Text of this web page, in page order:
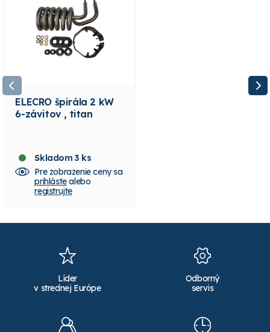
ELECRO špirála 2 kW
6-závitov , titan
Skladom 3 ks
Pre zobrazenie ceny sa
prihlástealebo
registrujte
Líder
v strednej Európe
Odborný
servis